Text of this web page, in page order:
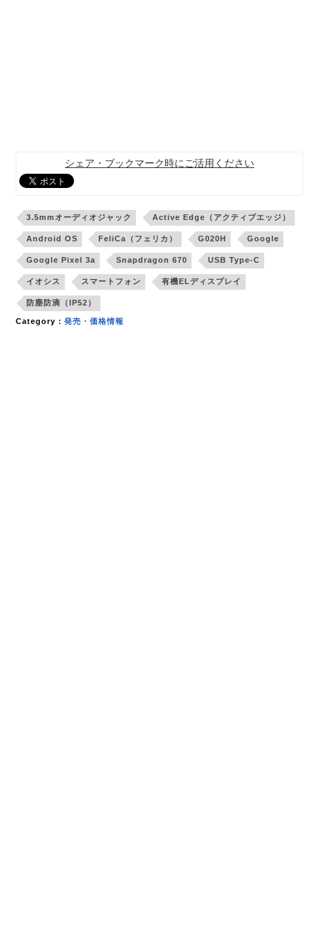
シェア・ブックマーク時にご活用ください
3.5mmオーディオジャック Active Edge（アクティブエッジ）
Android OS FeliCa（フェリカ） G020H Google
Google Pixel 3a Snapdragon 670 USB Type-C
イオシス スマートフォン 有機ELディスプレイ
防塵防滴（IP52）
Category：発売・価格情報